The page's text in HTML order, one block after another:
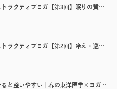
ラクティブヨガ【第3回】眠りの質…
ラクティブヨガ【第2回】冷え・巡…
ると整いやすい｜春の東洋医学×ヨガ…